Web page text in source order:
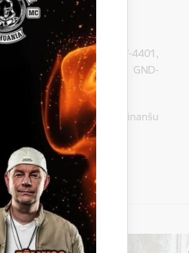
Gulbenes novadā, LV-4401,
identifikācijas Nr. GND-
pārtraukt iepirkumu finanšu